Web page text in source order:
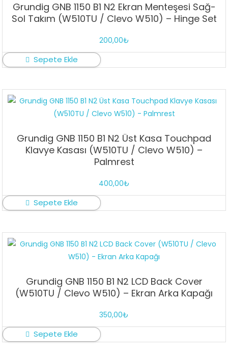
Grundig GNB 1150 B1 N2 Ekran Menteşesi Sağ-
Sol Takım (W510TU / Clevo W510) – Hinge Set
200,00₺
Sepete Ekle
Grundig GNB 1150 B1 N2 Üst Kasa Touchpad
Klavye Kasası (W510TU / Clevo W510) –
Palmrest
400,00₺
Sepete Ekle
Grundig GNB 1150 B1 N2 LCD Back Cover
(W510TU / Clevo W510) – Ekran Arka Kapağı
350,00₺
Sepete Ekle